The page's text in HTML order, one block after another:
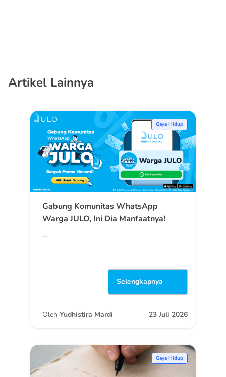
Artikel Lainnya
Gaya Hidup
Gabung Komunitas WhatsApp
Warga JULO, Ini Dia Manfaatnya!
…
Selengkapnya
Oleh Yudhistira Mardi 23 Juli 2026
Gaya Hidup